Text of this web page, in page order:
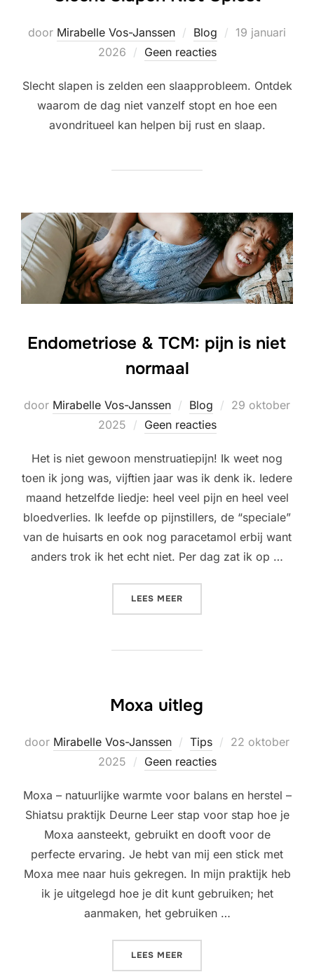
door Mirabelle Vos-Janssen Blog
Geplaatst
19 januari
2026
Geen reacties
Slecht slapen is zelden een slaapprobleem. Ontdek
waarom de dag niet vanzelf stopt en hoe een
avondritueel kan helpen bij rust en slaap.
Endometriose & TCM: pijn is niet
normaal
door Mirabelle Vos-Janssen Blog
Geplaatst
29 oktober
2025
Geen reacties
Het is niet gewoon menstruatiepijn! Ik weet nog
toen ik jong was, vijftien jaar was ik denk ik. Iedere
maand hetzelfde liedje: heel veel pijn en heel veel
bloedverlies. Ik leefde op pijnstillers, de “speciale”
van de huisarts en ook nog paracetamol erbij want
anders trok ik het echt niet. Per dag zat ik op …
LEES MEER
Moxa uitleg
door Mirabelle Vos-Janssen Tips
Geplaatst
22 oktober
2025
Geen reacties
Moxa – natuurlijke warmte voor balans en herstel –
Shiatsu praktijk Deurne Leer stap voor stap hoe je
Moxa aansteekt, gebruikt en dooft voor de
perfecte ervaring. Je hebt van mij een stick met
Moxa mee naar huis gekregen. In mijn praktijk heb
ik je uitgelegd hoe je dit kunt gebruiken; het
aanmaken, het gebruiken …
LEES MEER